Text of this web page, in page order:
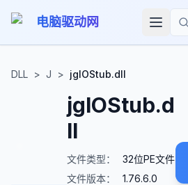
电脑驱动网
搜
DLL > J > jgIOStub.dll
jgIOStub.d
ll
文件类型：
32位PE文件
文件版本：
1.76.6.0